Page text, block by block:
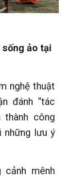
ảo tại
nghệ thuật
đánh “tác
công
những lưu ý
cảnh mênh